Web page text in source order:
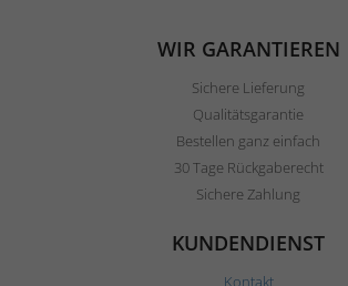
WIR GARANTIEREN
Sichere Lieferung
Qualitätsgarantie
Bestellen ganz einfach
30 Tage Rückgaberecht
Sichere Zahlung
KUNDENDIENST